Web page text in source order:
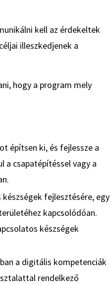
kell az érdekeltek
illeszkedjenek a
hogy a program mely
építsen ki, és fejlessze a
a csapatépítéssel vagy a
fejlesztésére, egy
kapcsolódóan.
készségek
a digitális kompetenciák
rendelkező